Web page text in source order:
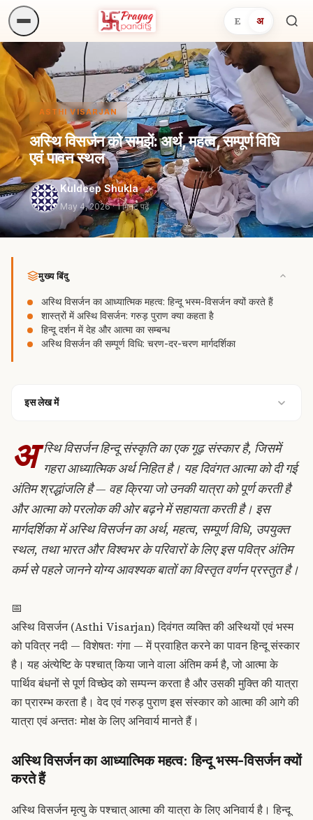
E अ
ASTHI VISARJAN
अस्थि विसर्जन को समझें: अर्थ, महत्व, सम्पूर्ण विधि
एवं पावन स्थल
Kuldeep Shukla
May 4, 2026· 1 मिनट पढ़ें
मुख्य बिंदु
अस्थि विसर्जन का आध्यात्मिक महत्व: हिन्दू भस्म-विसर्जन क्यों करते हैं
शास्त्रों में अस्थि विसर्जन: गरुड़ पुराण क्या कहता है
हिन्दू दर्शन में देह और आत्मा का सम्बन्ध
अस्थि विसर्जन की सम्पूर्ण विधि: चरण-दर-चरण मार्गदर्शिका
इस लेख में
अ स्थि विसर्जन हिन्दू संस्कृति का एक गूढ़ संस्कार है, जिसमें
गहरा आध्यात्मिक अर्थ निहित है। यह दिवंगत आत्मा को दी गई
अंतिम श्रद्धांजलि है — वह क्रिया जो उनकी यात्रा को पूर्ण करती है
और आत्मा को परलोक की ओर बढ़ने में सहायता करती है। इस
मार्गदर्शिका में अस्थि विसर्जन का अर्थ, महत्व, सम्पूर्ण विधि, उपयुक्त
स्थल, तथा भारत और विश्वभर के परिवारों के लिए इस पवित्र अंतिम
कर्म से पहले जानने योग्य आवश्यक बातों का विस्तृत वर्णन प्रस्तुत है।
📅
अस्थि विसर्जन (Asthi Visarjan) दिवंगत व्यक्ति की अस्थियों एवं भस्म
को पवित्र नदी — विशेषतः गंगा — में प्रवाहित करने का पावन हिन्दू संस्कार
है। यह अंत्येष्टि के पश्चात् किया जाने वाला अंतिम कर्म है, जो आत्मा के
पार्थिव बंधनों से पूर्ण विच्छेद को सम्पन्न करता है और उसकी मुक्ति की यात्रा
का प्रारम्भ करता है। वेद एवं गरुड़ पुराण इस संस्कार को आत्मा की आगे की
यात्रा एवं अन्ततः मोक्ष के लिए अनिवार्य मानते हैं।
अस्थि विसर्जन का आध्यात्मिक महत्व: हिन्दू भस्म-विसर्जन क्यों
करते हैं
अस्थि विसर्जन मृत्यु के पश्चात् आत्मा की यात्रा के लिए अनिवार्य है। हिन्दू